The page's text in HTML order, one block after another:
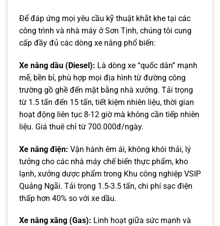
Để đáp ứng mọi yêu cầu kỹ thuật khắt khe tại các
công trình và nhà máy ở Sơn Tịnh, chúng tôi cung
cấp đầy đủ các dòng xe nâng phổ biến:
Xe nâng dầu (Diesel): Là dòng xe “quốc dân” mạnh
mẽ, bền bỉ, phù hợp mọi địa hình từ đường công
trường gồ ghề đến mặt bằng nhà xưởng. Tải trọng
từ 1.5 tấn đến 15 tấn, tiết kiệm nhiên liệu, thời gian
hoạt động liên tục 8-12 giờ mà không cần tiếp nhiên
liệu. Giá thuê chỉ từ 700.000đ/ngày.
Xe nâng điện: Vận hành êm ái, không khói thải, lý
tưởng cho các nhà máy chế biến thực phẩm, kho
lạnh, xưởng dược phẩm trong Khu công nghiệp VSIP
Quảng Ngãi. Tải trọng 1.5-3.5 tấn, chi phí sạc điện
thấp hơn 40% so với xe dầu.
Xe nâng xăng (Gas): Linh hoạt giữa sức mạnh và